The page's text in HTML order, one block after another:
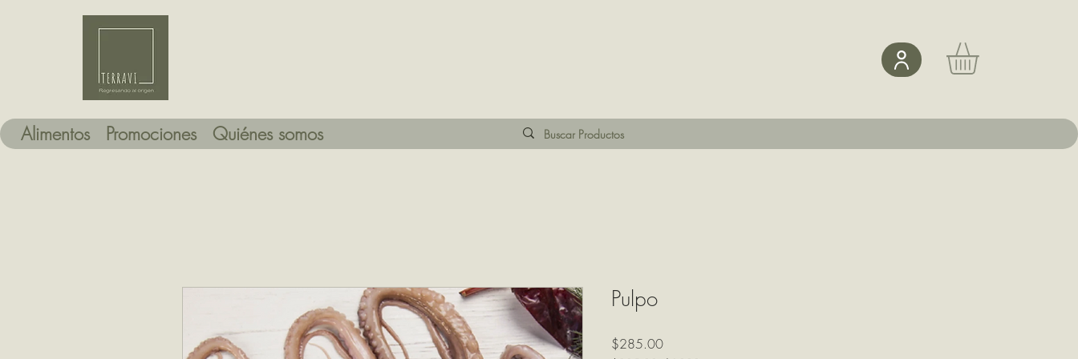
Alimentos Promociones Quiénes somos
Pulpo
$285.00Precio